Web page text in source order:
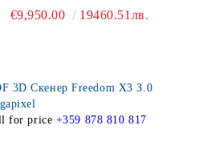
€9,950.00 19460.51лв.
3D Скенер Freedom X3 3.0
for price +359 878 810 817